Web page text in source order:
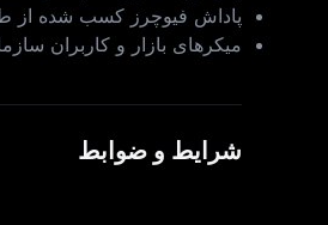
پاداش فیوچرز کسب‌ شده از
میکرهای بازار و کاربران
شرایط و ضوابط